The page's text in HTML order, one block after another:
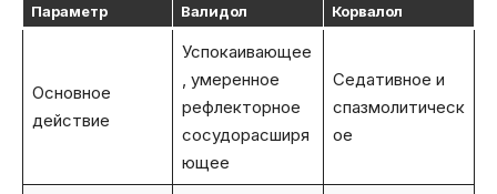
Параметр Валидол Корвалол
Основное
действие
Успокаивающее
, умеренное
рефлекторное
сосудорасширя
ющее
Седативное и
спазмолитическ
ое